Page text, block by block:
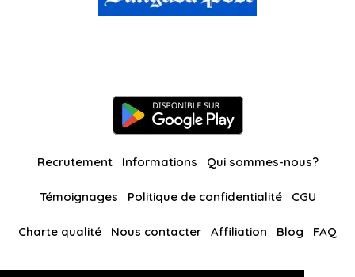
Recrutement Informations Qui sommes-nous?
Témoignages Politique de confidentialité CGU
Charte qualité Nous contacter Affiliation Blog FAQ